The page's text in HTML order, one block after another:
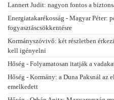
Lannert Judit: nagyon fontos a
Energiatakarékosság - Magyar Péter:
fogyasztáscsökkentésre
Kormányszóvivő: két részletben
kell igényelni
Hőség - Folyamatosan itatják a
Hőség - Kormány: a Duna Paksnál az
emelkedett